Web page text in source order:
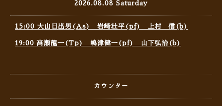
2026.08.08 Saturday
15:00 大山日出男(As) 岩崎壮平(pf) 上村 信(b)
19:00 高瀬龍一(Tp) 嶋津健一(pf) 山下弘治(b)
カウンター